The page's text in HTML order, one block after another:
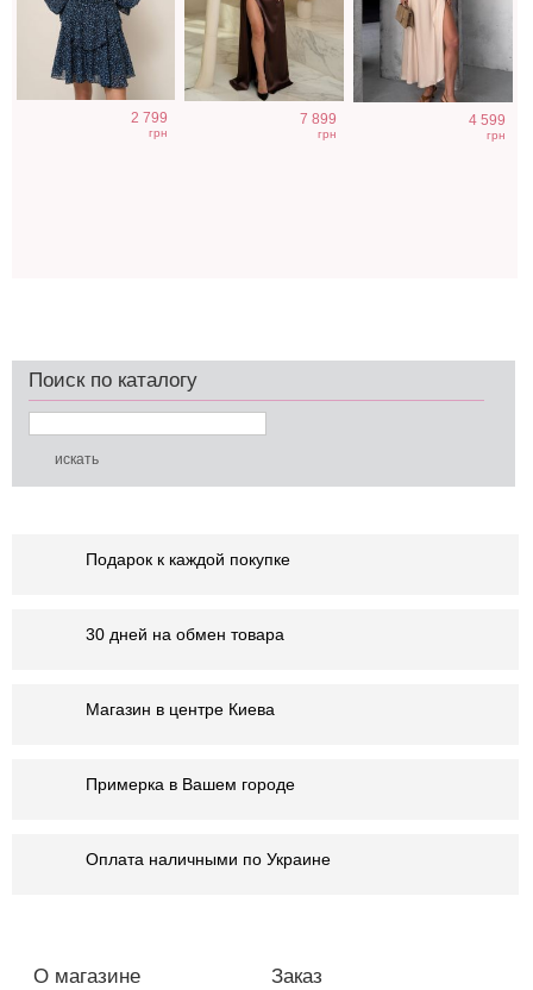
2 799
грн
7 899
грн
4 599
грн
Поиск по каталогу
Подарок к каждой покупке
30 дней на обмен товара
Магазин в центре Киева
Примерка в Вашем городе
Оплата наличными по Украине
О магазине Заказ